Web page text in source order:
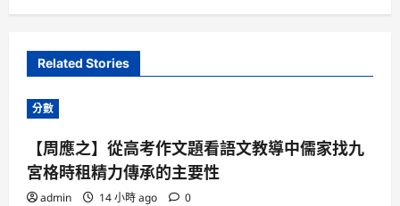
Related Stories
分數
【周應之】從高考作文題看語文教導中儒家找九
宮格時租精力傳承的主要性
admin 14 小時 ago 0